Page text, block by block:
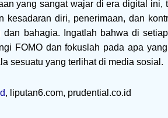
yang sangat wajar di era digital ini,
kesadaran diri, penerimaan, dan
dan bahagia. Ingatlah bahwa di
FOMO dan fokuslah pada apa
sesuatu yang terlihat di media sosial.
, liputan6.com, prudential.co.id